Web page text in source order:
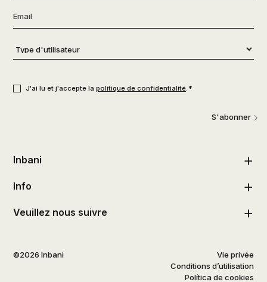
Email
Type
d'utilisateur*
J'ai lu et j'accepte la politique de confidentialité.*
S'abonner
Inbani
Info
Veuillez nous suivre
©2026 Inbani
Vie privée
Conditions d’utilisation
Política de cookies